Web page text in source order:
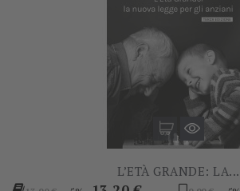
L’ETÀ GRANDE: LA...